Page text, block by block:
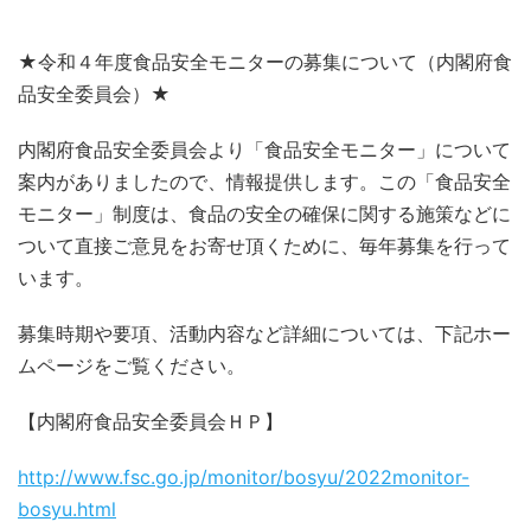
★令和４年度食品安全モニターの募集について（内閣府食
品安全委員会）★
内閣府食品安全委員会より「食品安全モニター」について
案内がありましたので、情報提供します。この「食品安全
モニター」制度は、食品の安全の確保に関する施策などに
ついて直接ご意見をお寄せ頂くために、毎年募集を行って
います。
募集時期や要項、活動内容など詳細については、下記ホー
ムページをご覧ください。
【内閣府食品安全委員会ＨＰ】
http://www.fsc.go.jp/monitor/bosyu/2022monitor-
bosyu.html